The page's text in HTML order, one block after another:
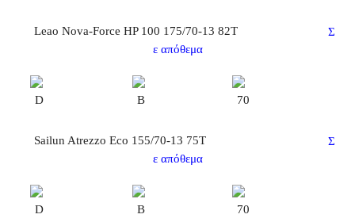
Leao Nova-Force HP 100 175/70-13 82T
Σ
ε απόθεμα
D B 70
Sailun Atrezzo Eco 155/70-13 75T
Σ
ε απόθεμα
D B 70